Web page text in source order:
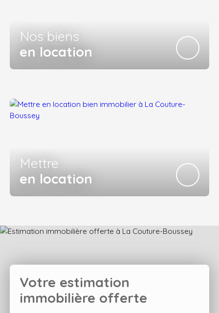
Nos biens
en location
Mettre
en location
Votre estimation
immobilière offerte